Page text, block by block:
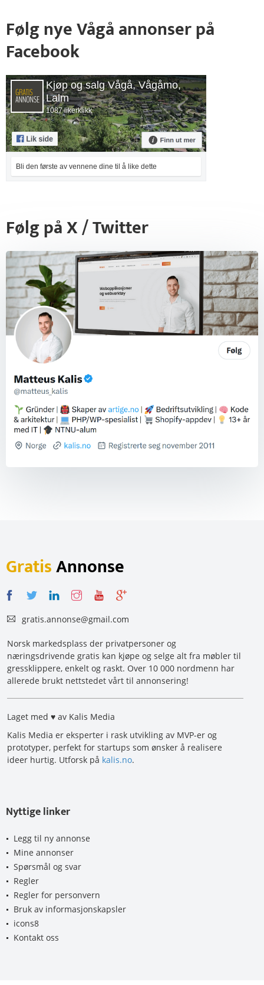
Følg nye Vågå annonser på
Facebook
Kjøp og salg Vågå, Vågåmo,
Lalm
1087 likerklikk
Bli den første av vennene dine til å like dette
Følg på X / Twitter
GratisAnnonse
gratis.annonse@gmail.com
Norsk markedsplass der privatpersoner og
næringsdrivende gratis kan kjøpe og selge alt fra møbler til
gressklippere, enkelt og raskt. Over 10 000 nordmenn har
allerede brukt nettstedet vårt til annonsering!
Laget med ♥ av Kalis Media
Kalis Media er eksperter i rask utvikling av MVP-er og
prototyper, perfekt for startups som ønsker å realisere
ideer hurtig. Utforsk på kalis.no.
Nyttige linker
Legg til ny annonse
Mine annonser
Spørsmål og svar
Regler
Regler for personvern
Bruk av informasjonskapsler
icons8
Kontakt oss